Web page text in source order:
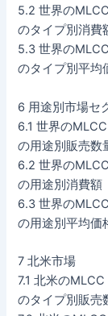
5.2 世界の
のタイプ別消費
5.3 世界の
のタイプ別平均
6 用途別市場セ
6.1 世界の
の用途別販売数
6.2 世界の
の用途別消費額
6.3 世界の
の用途別平均価
7 北米市場
7.1 北米の
のタイプ別販売